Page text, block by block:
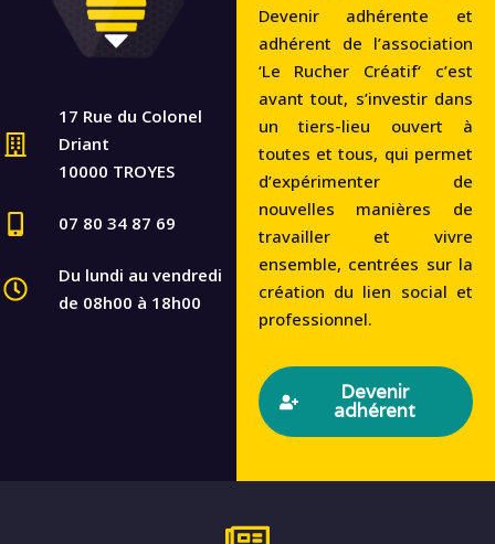
17 Rue du Colonel
Driant
10000 TROYES
07 80 34 87 69
Du lundi au vendredi
de 08h00 à 18h00
Devenir adhérente et
adhérent de l’association
‘Le Rucher Créatif‘ c’est
avant tout, s’investir dans
un tiers-lieu ouvert à
toutes et tous, qui permet
d’expérimenter de
nouvelles manières de
travailler et vivre
ensemble, centrées sur la
création du lien social et
professionnel.
Devenir
adhérent